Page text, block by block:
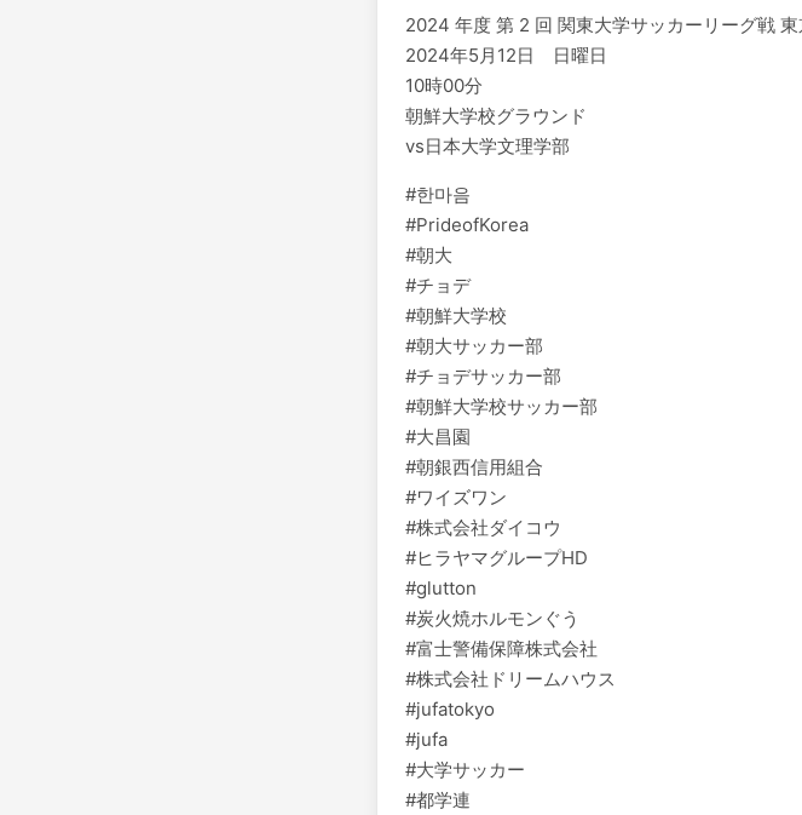
2024 年度 第 2 回 関東大学サッカーリーグ戦
️2024年5月12日 日曜日
10時00分
️朝鮮大学校グラウンド
vs日本大学文理学部
#한마음
#PrideofKorea
#朝大
#チョデ
#朝鮮大学校
#朝大サッカー部
#チョデサッカー部
#朝鮮大学校サッカー部
#大昌園
#朝銀西信用組合
#ワイズワン
#株式会社ダイコウ
#ヒラヤマグループHD
#glutton
#炭火焼ホルモンぐう
#富士警備保障株式会社
#株式会社ドリームハウス
#jufatokyo
#jufa
#大学サッカー
#都学連